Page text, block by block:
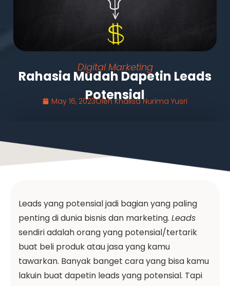
Digital Marketing
Rahasia Mudah Dapetin Leads
Potensial
May 16, 2023OlehKhalisa Nurima Yusri
Leads yang potensial jadi bagian yang paling
penting di dunia bisnis dan marketing. Leads
sendiri adalah orang yang potensial/tertarik
buat beli produk atau jasa yang kamu
tawarkan. Banyak banget cara yang bisa kamu
lakuin buat dapetin leads yang potensial. Tapi